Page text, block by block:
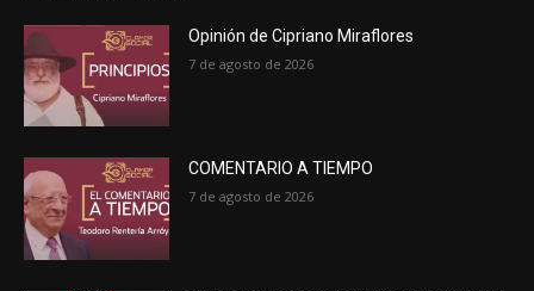
Opinión de Cipriano Miraflores
7 de agosto de 2026
COMENTARIO A TIEMPO
7 de agosto de 2026